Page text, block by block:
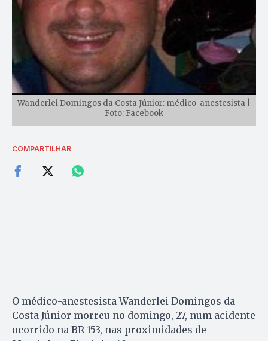
Wanderlei Domingos da Costa Júnior: médico-anestesista |
Foto: Facebook
COMPARTILHAR
O médico-anestesista Wanderlei Domingos da
Costa Júnior morreu no domingo, 27, num acidente
ocorrido na BR-153, nas proximidades de